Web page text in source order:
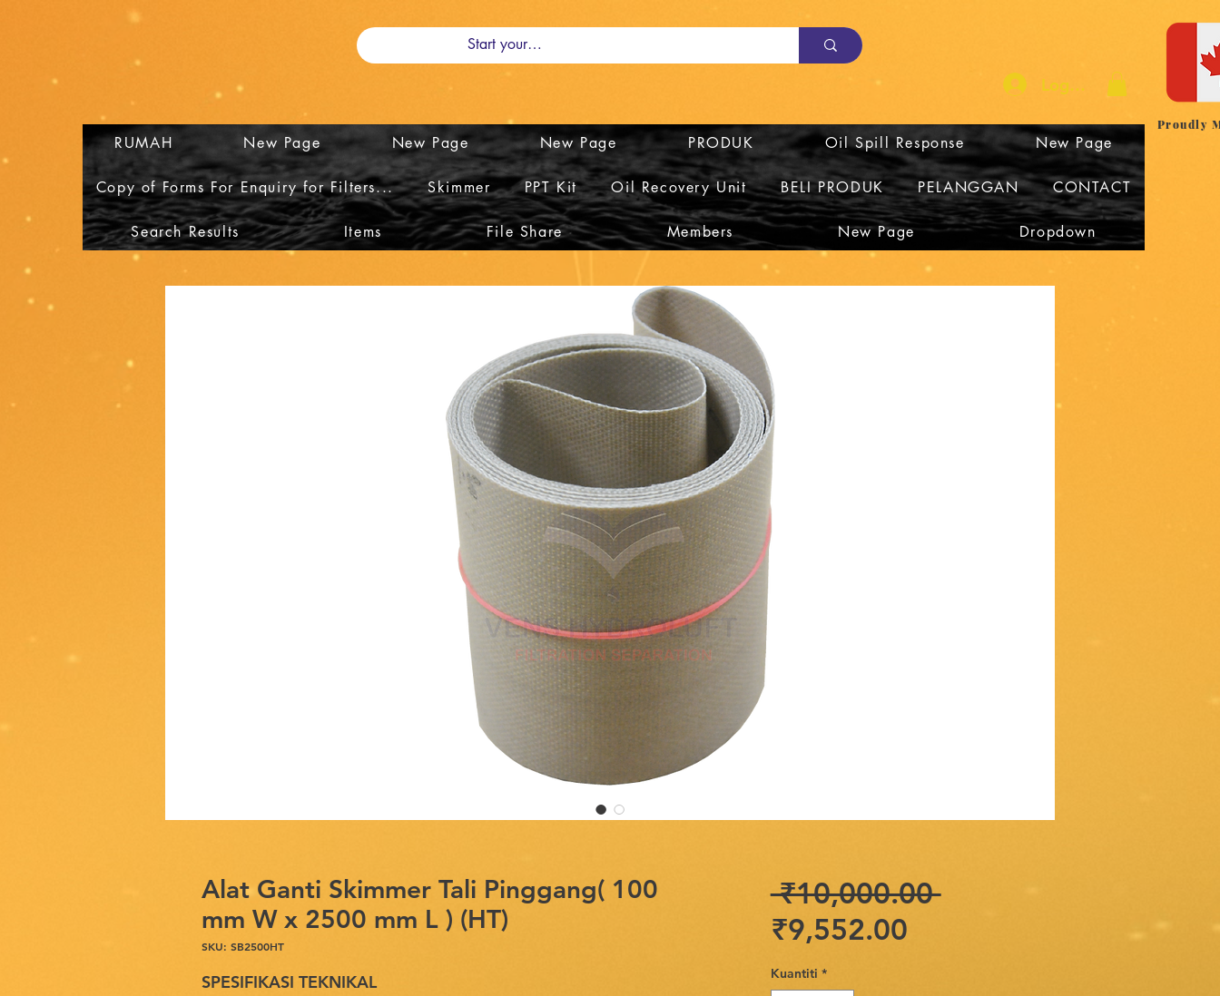
Log Masuk
RUMAH New Page New Page New Page PRODUK Oil Spill Response New Page
Copy of Forms For Enquiry for Filters... Skimmer PPT Kit Oil Recovery Unit BELI PRODUK PELANGGAN CONTACT
Search Results Items File Share Members New Page Dropdown
Proudly
Alat Ganti Skimmer Tali Pinggang( 100
mm W x 2500 mm L ) (HT)
SKU: SB2500HT
SPESIFIKASI TEKNIKAL
₹10,000.00 Harga
₹9,552.00Harga
Kuantiti *